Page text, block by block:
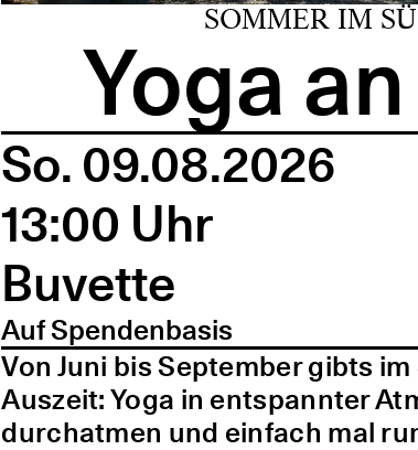
SOMMER IM
Yoga
So. 09.08.2026
13:00 Uhr
Buvette
Auf Spendenbasis
Von Juni bis September gibts
Auszeit: Yoga in entspannter
durchatmen und einfach mal